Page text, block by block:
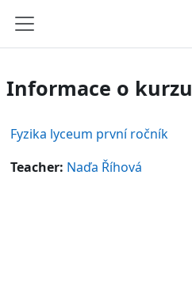
Boční panel
Informace o kurzu
Fyzika lyceum první ročník
Teacher: Naďa Říhová